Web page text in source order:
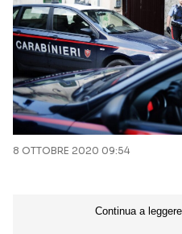
8 OTTOBRE 2020 09:54